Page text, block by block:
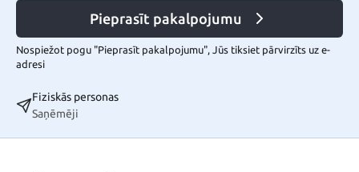
Pieprasīt pakalpojumu
Nospiežot pogu "Pieprasīt pakalpojumu", Jūs tiksiet pārvirzīts uz e-
adresi
Fiziskās personas
Saņēmēji